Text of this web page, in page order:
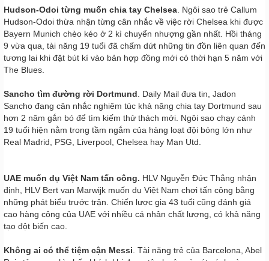
Hudson-Odoi từng muốn chia tay Chelsea . Ngôi sao trẻ Callum
Hudson-Odoi thừa nhận từng cân nhắc về việc rời Chelsea khi được
Bayern Munich chèo kéo ở 2 kì chuyển nhượng gần nhất. Hồi tháng
9 vừa qua, tài năng 19 tuổi đã chấm dứt những tin đồn liên quan đến
tương lai khi đặt bút kí vào bản hợp đồng mới có thời hạn 5 năm với
The Blues.
Sancho tìm đường rời Dortmund . Daily Mail đưa tin, Jadon
Sancho đang cân nhắc nghiêm túc khả năng chia tay Dortmund sau
hơn 2 năm gắn bó để tìm kiếm thử thách mới. Ngôi sao chạy cánh
19 tuổi hiện nằm trong tầm ngắm của hàng loạt đội bóng lớn như
Real Madrid, PSG, Liverpool, Chelsea hay Man Utd.
UAE muốn dụ Việt Nam tấn công. HLV Nguyễn Đức Thắng nhận
định, HLV Bert van Marwijk muốn dụ Việt Nam chơi tấn công bằng
những phát biểu trước trận. Chiến lược gia 43 tuổi cũng đánh giá
cao hàng công của UAE với nhiều cá nhân chất lượng, có khả năng
tạo đột biến cao.
Không ai có thể tiệm cận Messi . Tài năng trẻ của Barcelona, Abel